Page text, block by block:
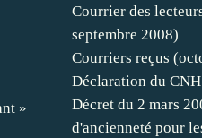
»
Courrier des
septembre 2008)
Courriers reçus
Déclaration du
Décret du 2 mars
d'ancienneté pour